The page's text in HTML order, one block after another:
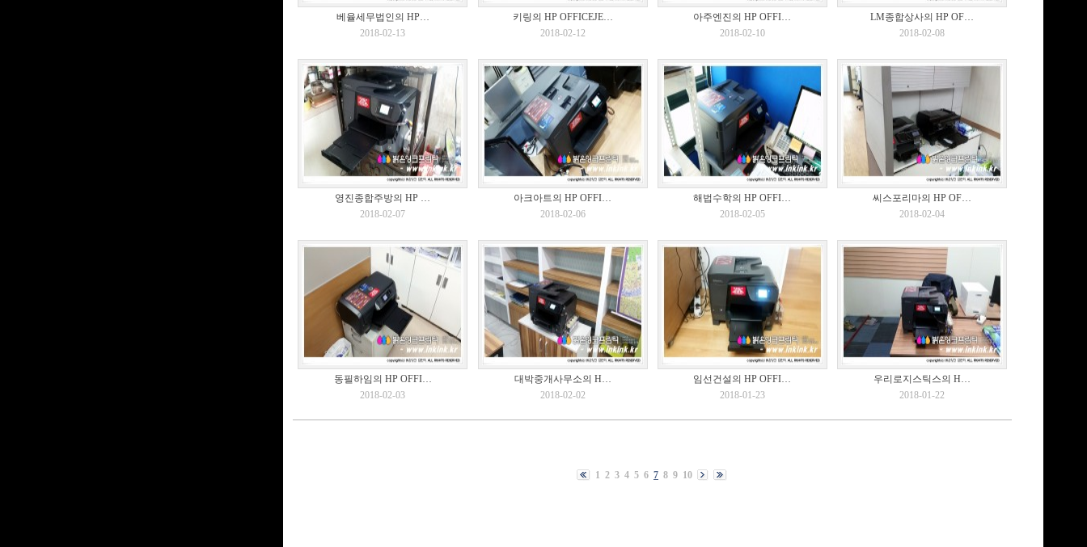
베율세무법인의 HP…
2018-02-13
키링의 HP OFFICEJE…
2018-02-12
아주엔진의 HP OFFI…
2018-02-10
LM종합상사의 HP OF…
2018-02-08
영진종합주방의 HP …
2018-02-07
아크아트의 HP OFFI…
2018-02-06
해법수학의 HP OFFI…
2018-02-05
씨스포리마의 HP OF…
2018-02-04
동필하임의 HP OFFI…
2018-02-03
대박중개사무소의 H…
2018-02-02
임선건설의 HP OFFI…
2018-01-23
우리로지스틱스의 H…
2018-01-22
1 2 3 4 5 6 7 8 9 10